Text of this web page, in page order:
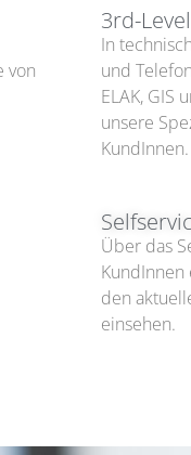
von
3rd-Level
In
und
ELAK, GIS
unsere
KundInnen.
Über das
KundInnen
den
einsehen.